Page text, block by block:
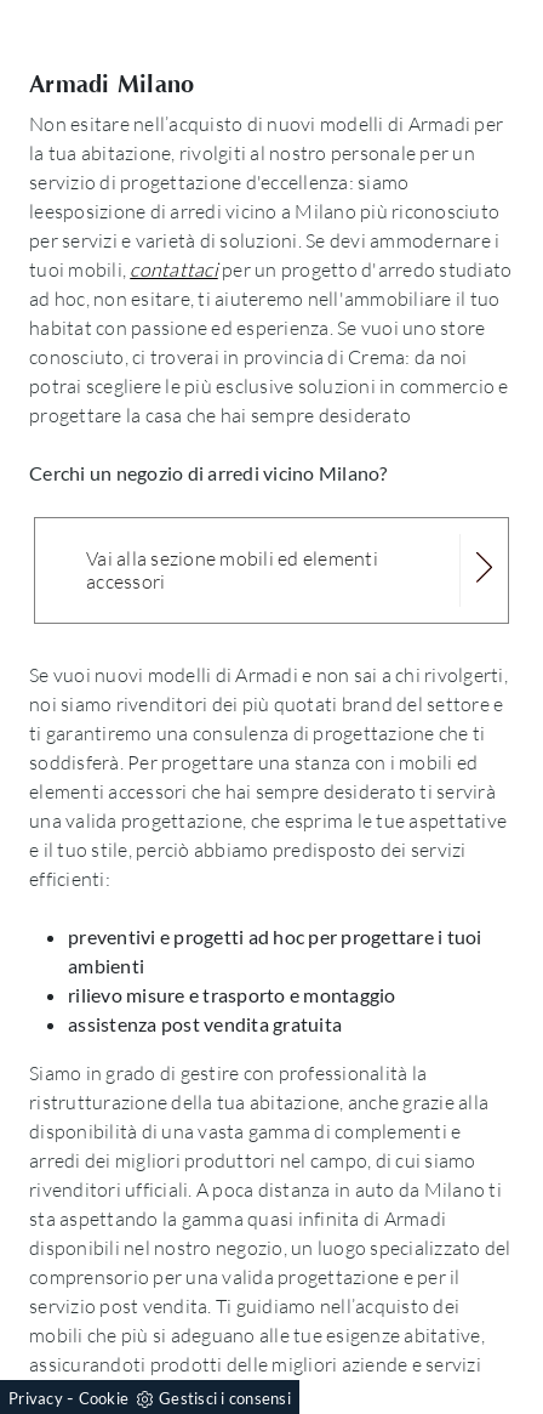
Armadi Milano
Non esitare nell’acquisto di nuovi modelli di Armadi per
la tua abitazione, rivolgiti al nostro personale per un
servizio di progettazione d'eccellenza: siamo
leesposizione di arredi vicino a Milano più riconosciuto
per servizi e varietà di soluzioni. Se devi ammodernare i
tuoi mobili, contattaciper un progetto d'arredo studiato
ad hoc, non esitare, ti aiuteremo nell'ammobiliare il tuo
habitat con passione ed esperienza. Se vuoi uno store
conosciuto, ci troverai in provincia di Crema: da noi
potrai scegliere le più esclusive soluzioni in commercio e
progettare la casa che hai sempre desiderato
Cerchi un negozio di arredi vicino Milano?
Vai alla sezione mobili ed elementi
accessori
Se vuoi nuovi modelli di Armadi e non sai a chi rivolgerti,
noi siamo rivenditori dei più quotati brand del settore e
ti garantiremo una consulenza di progettazione che ti
soddisferà. Per progettare una stanza con i mobili ed
elementi accessori che hai sempre desiderato ti servirà
una valida progettazione, che esprima le tue aspettative
e il tuo stile, perciò abbiamo predisposto dei servizi
efficienti:
preventivi e progetti ad hoc per progettare i tuoi
ambienti
rilievo misure e trasporto e montaggio
assistenza post vendita gratuita
Siamo in grado di gestire con professionalità la
ristrutturazione della tua abitazione, anche grazie alla
disponibilità di una vasta gamma di complementi e
arredi dei migliori produttori nel campo, di cui siamo
rivenditori ufficiali. A poca distanza in auto da Milano ti
sta aspettando la gamma quasi infinita di Armadi
disponibili nel nostro negozio, un luogo specializzato del
comprensorio per una valida progettazione e per il
servizio post vendita. Ti guidiamo nell’acquisto dei
mobili che più si adeguano alle tue esigenze abitative,
assicurandoti prodotti delle migliori aziende e servizi
efficienti.
Privacy- Cookie Gestisci i consensi